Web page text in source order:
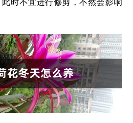
时不宜进行修剪，不然会影响